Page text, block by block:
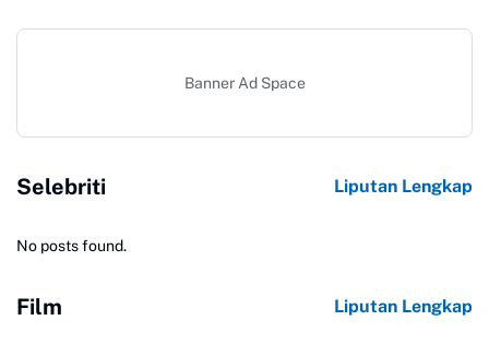
Banner Ad Space
Selebriti Liputan Lengkap
No posts found.
Film Liputan Lengkap